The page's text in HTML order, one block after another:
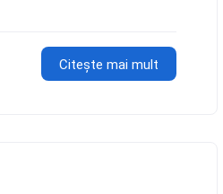
Citește mai mult